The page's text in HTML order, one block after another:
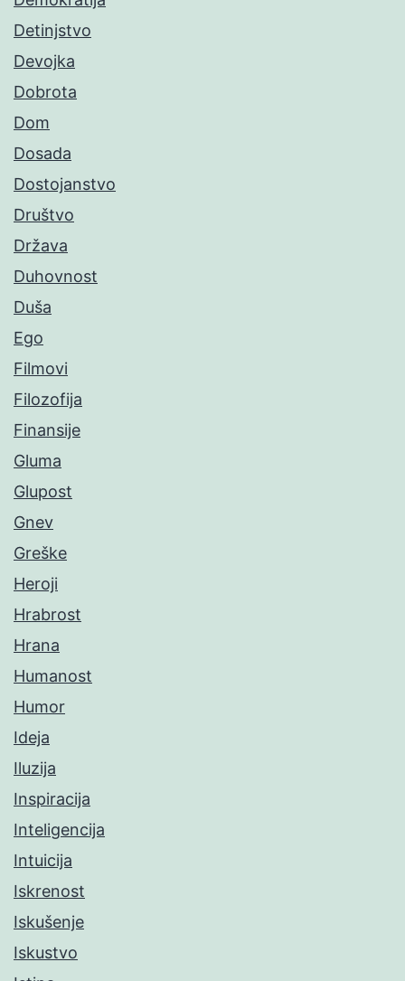
Detinjstvo
Devojka
Dobrota
Dom
Dosada
Dostojanstvo
Društvo
Država
Duhovnost
Duša
Ego
Filmovi
Filozofija
Finansije
Gluma
Glupost
Gnev
Greške
Heroji
Hrabrost
Hrana
Humanost
Humor
Ideja
Iluzija
Inspiracija
Inteligencija
Intuicija
Iskrenost
Iskušenje
Iskustvo